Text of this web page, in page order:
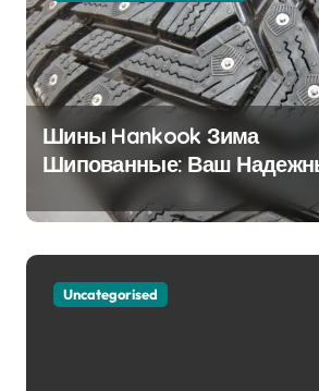
Шины Hankook Зима
Шипованные: Ваш
Партнёр на Снежных
Uncategorised